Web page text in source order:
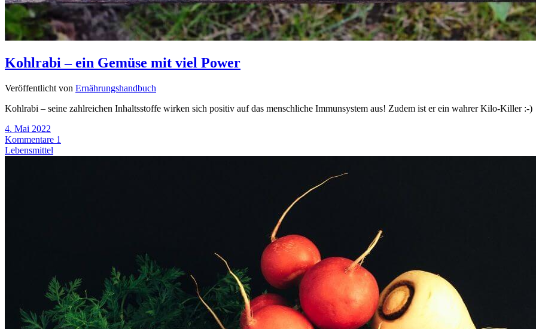
Kohlrabi – ein Gemüse mit viel Power
Veröffentlicht von Ernährungshandbuch
Kohlrabi – seine zahlreichen Inhaltsstoffe wirken sich positiv auf das menschliche Immunsystem aus! Zudem ist er ein wahrer Kilo-Killer :-)
4. Mai 2022
Kommentare 1
Lebensmittel